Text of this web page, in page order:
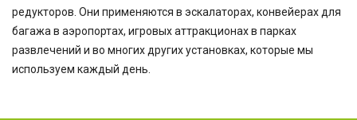
редукторов. Они применяются в эскалаторах, конвейерах для
багажа в аэропортах, игровых аттракционах в парках
развлечений и во многих других установках, которые мы
используем каждый день.